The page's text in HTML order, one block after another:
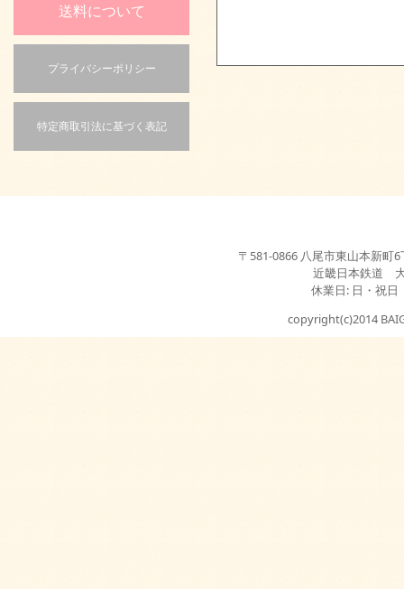
送料について
プライバシーポリシー
特定商取引法に基づく表記
〒581-0866 八尾市東山本新町
近畿日本鉄道
休業日: 日・祝
copyright(c)2014